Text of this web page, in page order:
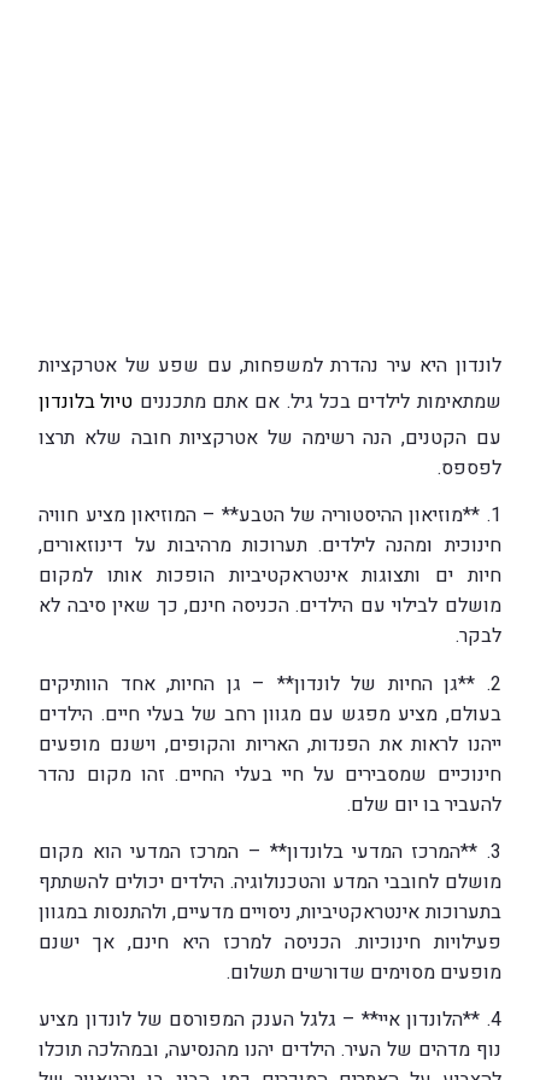
לונדון היא עיר נהדרת למשפחות, עם שפע של אטרקציות
שמתאימות לילדים בכל גיל. אם אתם מתכננים טיול בלונדון
עם הקטנים, הנה רשימה של אטרקציות חובה שלא תרצו
לפספס.
1. **מוזיאון ההיסטוריה של הטבע** – המוזיאון מציע חוויה
חינוכית ומהנה לילדים. תערוכות מרהיבות על דינוזאורים,
חיות ים ותצוגות אינטראקטיביות הופכות אותו למקום
מושלם לבילוי עם הילדים. הכניסה חינם, כך שאין סיבה לא
לבקר.
2. **גן החיות של לונדון** – גן החיות, אחד הוותיקים
בעולם, מציע מפגש עם מגוון רחב של בעלי חיים. הילדים
ייהנו לראות את הפנדות, האריות והקופים, וישנם מופעים
חינוכיים שמסבירים על חיי בעלי החיים. זהו מקום נהדר
להעביר בו יום שלם.
3. **המרכז המדעי בלונדון** – המרכז המדעי הוא מקום
מושלם לחובבי המדע והטכנולוגיה. הילדים יכולים להשתתף
בתערוכות אינטראקטיביות, ניסויים מדעיים, ולהתנסות במגוון
פעילויות חינוכיות. הכניסה למרכז היא חינם, אך ישנם
מופעים מסוימים שדורשים תשלום.
4. **הלונדון איי** – גלגל הענק המפורסם של לונדון מציע
נוף מדהים של העיר. הילדים יהנו מהנסיעה, ובמהלכה תוכלו